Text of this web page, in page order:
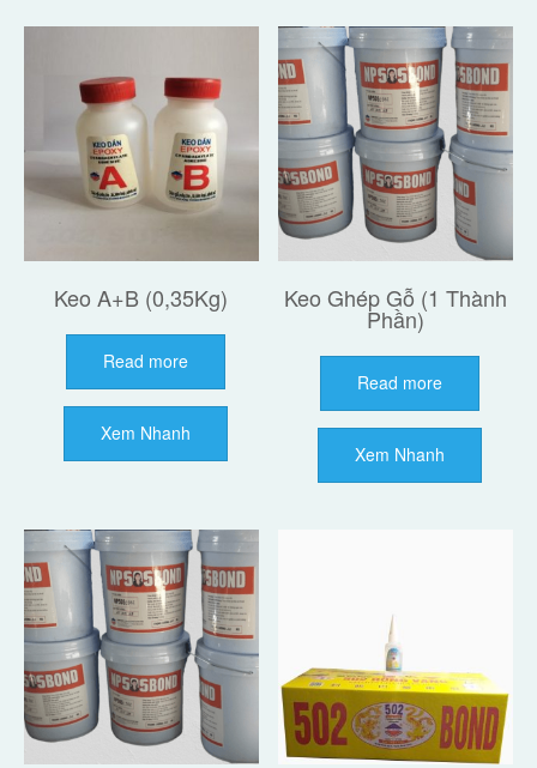
Keo A+B (0,35Kg)
Read more
Xem Nhanh
Keo Ghép Gỗ (1 Thành
Phần)
Read more
Xem Nhanh